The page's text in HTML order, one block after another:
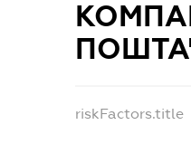
riskFactors.title